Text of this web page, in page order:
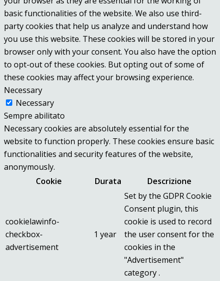
basic functionalities of the website. We also use third-
party cookies that help us analyze and understand how
you use this website. These cookies will be stored in your
browser only with your consent. You also have the option
to opt-out of these cookies. But opting out of some of
these cookies may affect your browsing experience.
Necessary
Necessary
Sempre abilitato
Necessary cookies are absolutely essential for the
website to function properly. These cookies ensure basic
functionalities and security features of the website,
anonymously.
Cookie
Durata Descrizione
cookielawinfo-
checkbox-
advertisement
1 year
Set by the GDPR Cookie
Consent plugin, this
cookie is used to record
the user consent for the
cookies in the
"Advertisement"
category .